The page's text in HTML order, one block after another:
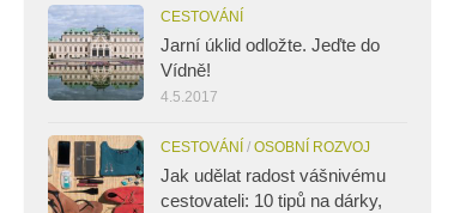
CESTOVÁNÍ
Jarní úklid odložte. Jeďte do
Vídně!
4.5.2017
CESTOVÁNÍ / OSOBNÍ ROZVOJ
Jak udělat radost vášnivému
cestovateli: 10 tipů na dárky,